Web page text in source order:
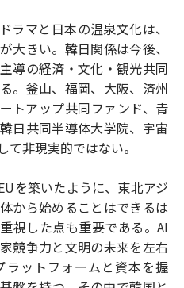
ラマと日本の温泉文化は、
大きい。韓日関係は今後、
導の経済・文化・観光共同
。釜山、福岡、大阪、済州
トアップ共同ファンド、青
日共同半導体大学院、宇宙
て非現実的ではない。
を築いたように、東北アジ
から始めることはできるは
視した点も重要である。AI
競争力と文明の未来を左右
ットフォームと資本を握